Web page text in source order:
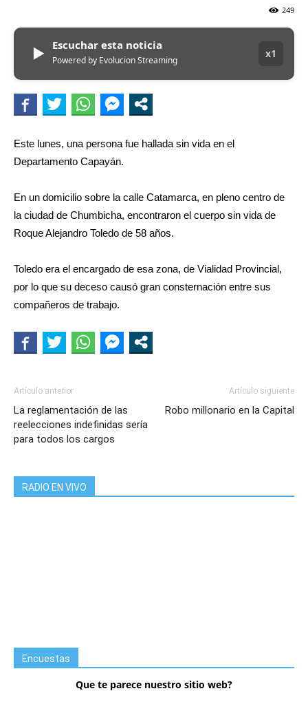
249
▶ Escuchar esta noticia
Powered by Evolucion Streaming
x1
Este lunes, una persona fue hallada sin vida en el
Departamento Capayán.
En un domicilio sobre la calle Catamarca, en pleno centro de
la ciudad de Chumbicha, encontraron el cuerpo sin vida de
Roque Alejandro Toledo de 58 años.
Toledo era el encargado de esa zona, de Vialidad Provincial,
por lo que su deceso causó gran consternación entre sus
compañeros de trabajo.
Artículo anterior
La reglamentación de las
reelecciones indefinidas sería
para todos los cargos
Artículo siguiente
Robo millonario en la Capital
RADIO EN VIVO
Encuestas
Que te parece nuestro sitio web?